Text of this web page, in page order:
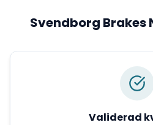
Svendborg Brakes
Validerad